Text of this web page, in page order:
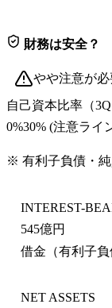
財務は安全？
やや注意が必
自己資本比率 （
0%30% (注意ライ
※ 有利子負債・
INTEREST-
545億円
借金（有利子負
NET ASSETS